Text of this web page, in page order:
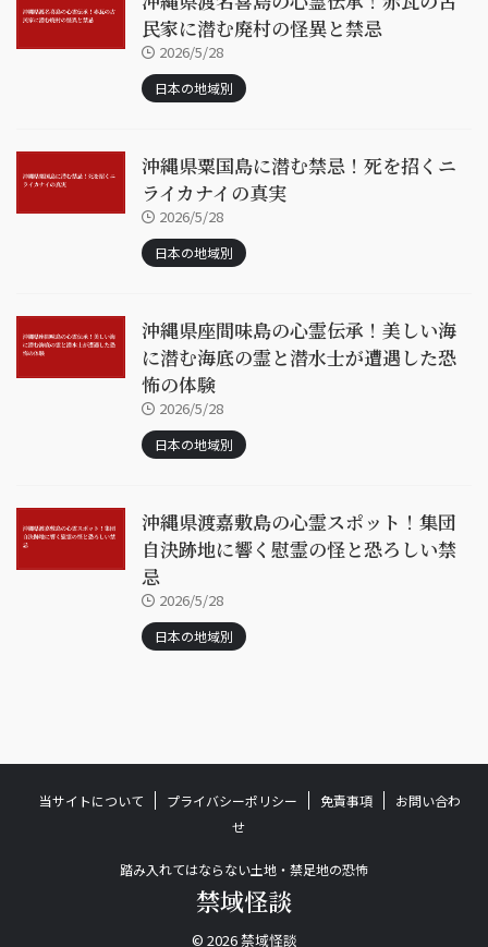
民家に潜む廃村の怪異と禁忌
2026/5/28
日本の地域別
沖縄県粟国島に潜む禁忌！死を招くニ
ライカナイの真実
2026/5/28
日本の地域別
沖縄県座間味島の心霊伝承！美しい海
に潜む海底の霊と潜水士が遭遇した恐
怖の体験
2026/5/28
日本の地域別
沖縄県渡嘉敷島の心霊スポット！集団
自決跡地に響く慰霊の怪と恐ろしい禁
忌
2026/5/28
日本の地域別
当サイトについて プライバシーポリシー 免責事項
お問い合わ
せ
踏み入れてはならない土地・禁足地の恐怖
禁域怪談
© 2026 禁域怪談